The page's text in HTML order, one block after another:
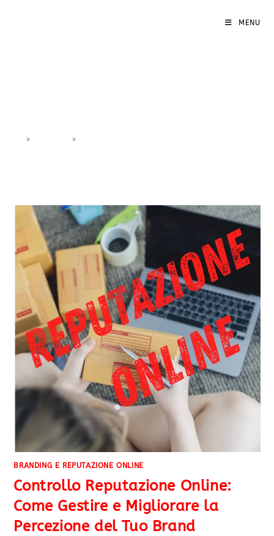
MENU
> >
BRANDING E REPUTAZIONE ONLINE
Controllo Reputazione Online:
Come Gestire e Migliorare la
Percezione del Tuo Brand